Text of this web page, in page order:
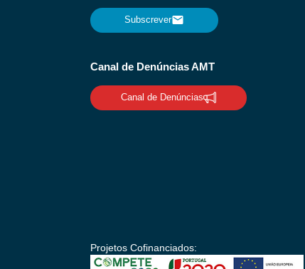
Subscrever
Canal de Denúncias AMT
Canal de Denúncias
Projetos Cofinanciados: